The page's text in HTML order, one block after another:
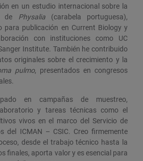
en un estudio internacional sobre la
de Physalia(carabela portuguesa),
para publicación en Current Biology y
con instituciones como UC
Institute. También he contribuido
originales sobre el crecimiento y la
pulmo, presentados en congresos
en campañas de muestreo,
y tareas técnicas como el
vivos en el marco del Servicio de
del ICMAN – CSIC. Creo firmemente
desde el trabajo técnico hasta la
finales, aporta valor y es esencial para